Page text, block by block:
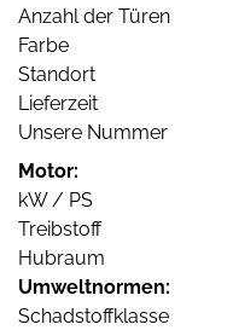
Anzahl der Türen
Farbe
Standort
Lieferzeit
Unsere Nummer
Motor:
kW / PS
Treibstoff
Hubraum
Umweltnormen:
Schadstoffklasse